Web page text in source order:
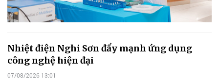
Nhiệt điện Nghi Sơn đẩy mạnh ứng dụng
công nghệ hiện đại
07/08/2026 13:01